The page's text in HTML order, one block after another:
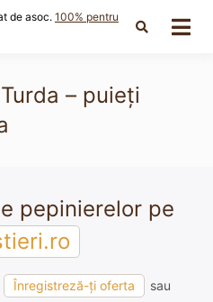
de asoc. 100% pentru
– puieți
pepinierelor pe
Înregistreză-ți oferta
sau